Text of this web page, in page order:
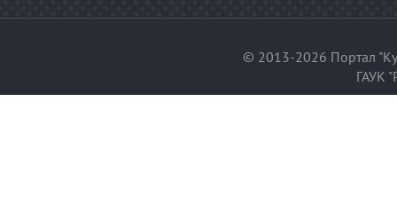
© 2013-2026 Портал
ГАУК